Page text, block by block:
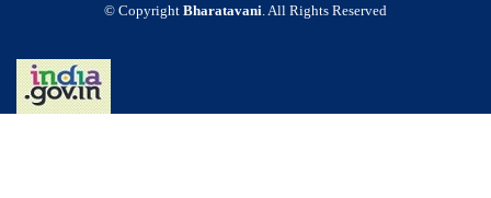
© Copyright Bharatavani. All Rights Reserved